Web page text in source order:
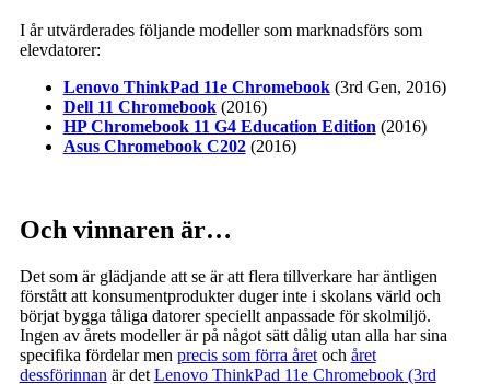
I år utvärderades följande modeller som marknadsförs som
elevdatorer:
Lenovo ThinkPad 11e Chromebook(3rd Gen, 2016)
Dell 11 Chromebook(2016)
HP Chromebook 11 G4 Education Edition (2016)
Asus Chromebook C202(2016)
Och vinnaren är…
Det som är glädjande att se är att flera tillverkare har äntligen
förstått att konsumentprodukter duger inte i skolans värld och
börjat bygga tåliga datorer speciellt anpassade för skolmiljö.
Ingen av årets modeller är på något sätt dålig utan alla har sina
specifika fördelar men precis som förra åretoch året
dessförinnan är det Lenovo ThinkPad 11e Chromebook (3rd